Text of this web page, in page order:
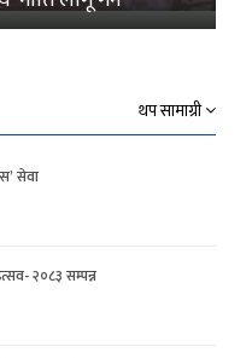
थप सामाग्री
सेवा
२०८३ सम्पन्न